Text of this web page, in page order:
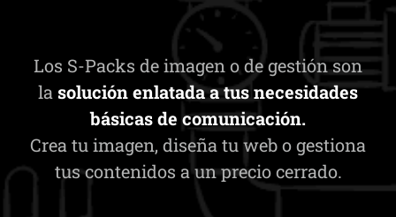
Los S-Packs de imagen o de gestión son
la solución enlatada a tus necesidades
básicas de comunicación.
Crea tu imagen, diseña tu web o gestiona
tus contenidos a un precio cerrado.